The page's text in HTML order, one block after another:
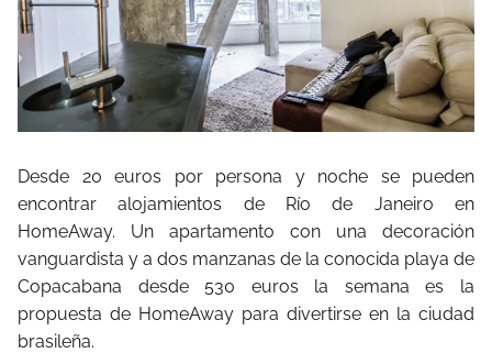
Desde 20 euros por persona y noche se pueden
encontrar alojamientos de Río de Janeiro en
HomeAway. Un apartamento con una decoración
vanguardista y a dos manzanas de la conocida playa de
Copacabana desde 530 euros la semana es la
propuesta de HomeAway para divertirse en la ciudad
brasileña.